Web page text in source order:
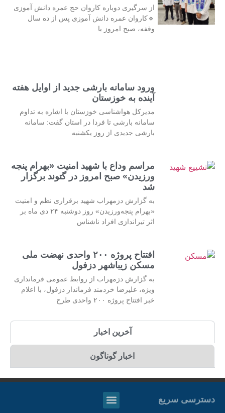
از سرگیری دوباره کاروان حج عمره دانش آموزی
🔹کاروان عمره دانش آموزی پس از ده سال
وقفه، صبح امروز با
ورود سامانه بارشی جدید از اوایل هفته
آینده به خوزستان
مدیرکل هواشناسی خوزستان با اشاره به تداوم
سامانه بارشی تا فردا در استان گفت: سامانه
بارشی جدیدی از روز یکشنبه
مراسم وداع با شهید امنیت «بهرام پنجه
ورزیدن» صبح امروز در گتوند برگزار
شد
به گزارش دزمهراب شهید برقراری نظم و امنیت
«بهرام پنجه‌ورزیدن» روز دوشنبه ۲۴ دی ماه بر
اثر تیراندازی افراد ناشناس
افتتاح پروژه ۲۰۰ واحدی نهضت ملی
مسکن زیباشهر دزفول
به گزارش دزمهراب از روابط عمومی فرمانداری
ویژه، علیرضا خردمند فرماندار دزفول، با اعلام
خبر افتتاح پروژه ۲۰۰ واحدی طرح
آخرین اخبار
اخبار گوناگون
دسترسی سریع